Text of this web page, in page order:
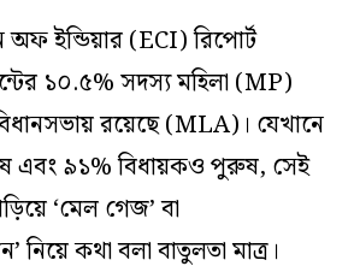
ইন্ডিয়ার (ECI) রিপোর্ট
১০.৫% সদস্য মহিলা (MP)
রয়েছে (MLA)। যেখানে
এবং ৯১% বিধায়কও পুরুষ, সেই
‘মেল গেজ’ বা
নিয়ে কথা বলা বাতুলতা মাত্র।